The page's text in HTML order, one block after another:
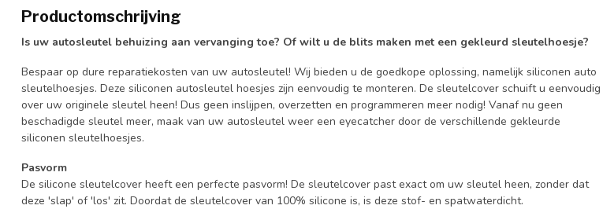
Productomschrijving
Is uw autosleutel behuizing aan vervanging toe? Of wilt u de blits maken met een gekleurd sleutelhoesje?
Bespaar op dure reparatiekosten van uw autosleutel! Wij bieden u de goedkope oplossing, namelijk siliconen auto
sleutelhoesjes. Deze siliconen autosleutel hoesjes zijn eenvoudig te monteren. De sleutelcover schuift u eenvoudig
over uw originele sleutel heen! Dus geen inslijpen, overzetten en programmeren meer nodig! Vanaf nu geen
beschadigde sleutel meer, maak van uw autosleutel weer een eyecatcher door de verschillende gekleurde
siliconen sleutelhoesjes.
Pasvorm
De silicone sleutelcover heeft een perfecte pasvorm! De sleutelcover past exact om uw sleutel heen, zonder dat
deze 'slap' of 'los' zit. Doordat de sleutelcover van 100% silicone is, is deze stof- en spatwaterdicht.